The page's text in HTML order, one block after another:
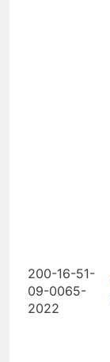
200-16-51-
09-0065-
2022